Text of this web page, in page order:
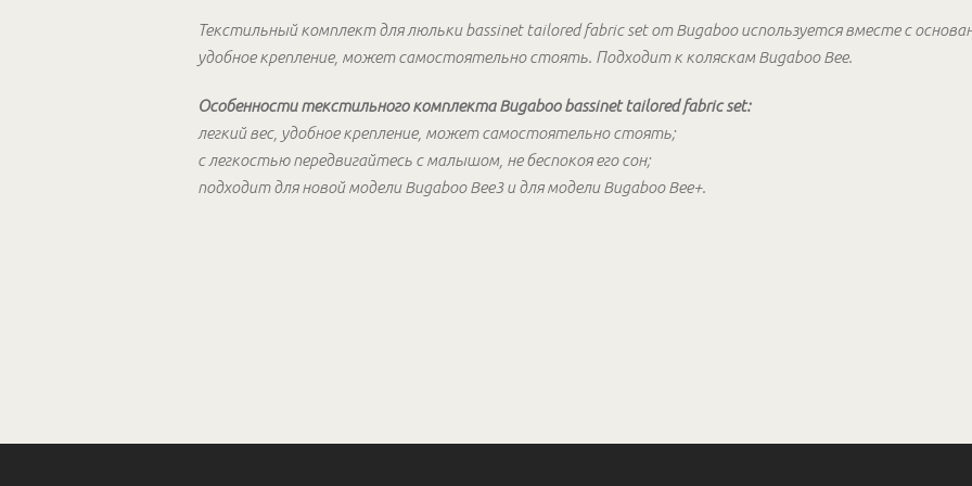
Текстильный комплект для люльки bassinet tailored fabric set от Bugaboo используется вместе с
удобное крепление, может самостоятельно стоять. Подходит к коляскам Bugaboo Bee.
Особенности текстильного комплекта Bugaboo bassinet tailored fabric set:
легкий вес, удобное крепление, может самостоятельно стоять;
с легкостью передвигайтесь с малышом, не беспокоя его сон;
подходит для новой модели Bugaboo Bee3 и для модели Bugaboo Bee+.